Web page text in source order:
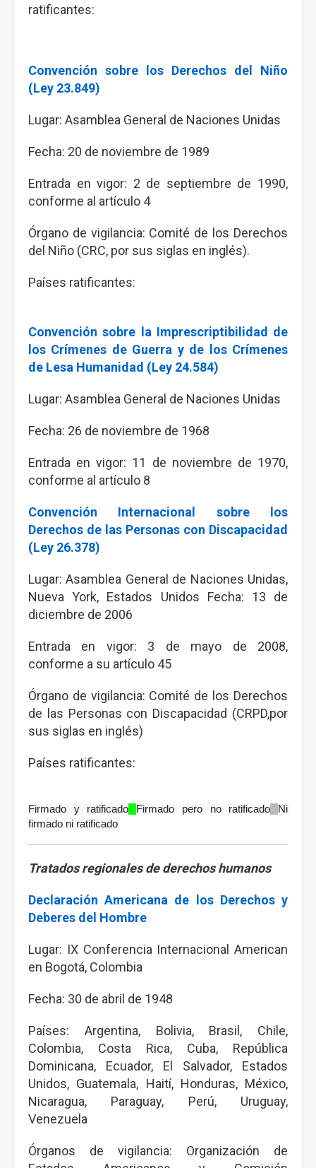
ratificantes:
Convención sobre los Derechos del Niño
(Ley 23.849)
Lugar: Asamblea General de Naciones Unidas
Fecha: 20 de noviembre de 1989
Entrada en vigor: 2 de septiembre de 1990,
conforme al artículo 4
Órgano de vigilancia: Comité de los Derechos
del Niño (CRC, por sus siglas en inglés).
Países ratificantes:
Convención sobre la Imprescriptibilidad de
los Crímenes de Guerra y de los Crímenes
de Lesa Humanidad (Ley 24.584)
Lugar: Asamblea General de Naciones Unidas
Fecha: 26 de noviembre de 1968
Entrada en vigor: 11 de noviembre de 1970,
conforme al artículo 8
Convención Internacional sobre los
Derechos de las Personas con Discapacidad
(Ley 26.378)
Lugar: Asamblea General de Naciones Unidas,
Nueva York, Estados Unidos Fecha: 13 de
diciembre de 2006
Entrada en vigor: 3 de mayo de 2008,
conforme a su artículo 45
Órgano de vigilancia: Comité de los Derechos
de las Personas con Discapacidad (CRPD,por
sus siglas en inglés)
Países ratificantes:
Firmado y ratificado Firmado pero no ratificado
Ni
firmado ni ratificado
Tratados regionales de derechos humanos
Declaración Americana de los Derechos y
Deberes del Hombre
Lugar: IX Conferencia Internacional American
en Bogotá, Colombia
Fecha: 30 de abril de 1948
Países: Argentina, Bolivia, Brasil, Chile,
Colombia, Costa Rica, Cuba, República
Dominicana, Ecuador, El Salvador, Estados
Unidos, Guatemala, Haití, Honduras, México,
Nicaragua, Paraguay, Perú, Uruguay,
Venezuela
Órganos de vigilancia: Organización de